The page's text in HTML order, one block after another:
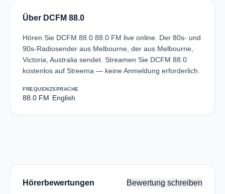
Über DCFM 88.0
Hören Sie DCFM 88.0 88.0 FM live online. Der 80s- und
90s-Radiosender aus Melbourne, der aus Melbourne,
Victoria, Australia sendet. Streamen Sie DCFM 88.0
kostenlos auf Streema — keine Anmeldung erforderlich.
FREQUENZ
88.0 FM
SPRACHE
English
Hörerbewertungen Bewertung schreiben